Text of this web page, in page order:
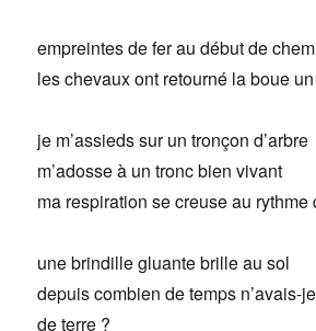
empreintes de fer au début de
les chevaux ont retourné la boue
je m’assieds sur un tronçon d’arbre
m’adosse à un tronc bien vivant
ma respiration se creuse au rythme
une brindille gluante brille au sol
depuis combien de temps n’avais-
de terre ?